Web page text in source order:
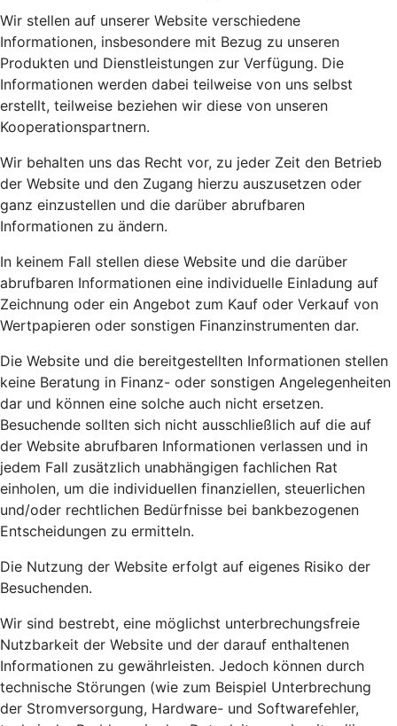
Wir stellen auf unserer Website verschiedene
Informationen, insbesondere mit Bezug zu unseren
Produkten und Dienstleistungen zur Verfügung. Die
Informationen werden dabei teilweise von uns selbst
erstellt, teilweise beziehen wir diese von unseren
Kooperationspartnern.
Wir behalten uns das Recht vor, zu jeder Zeit den Betrieb
der Website und den Zugang hierzu auszusetzen oder
ganz einzustellen und die darüber abrufbaren
Informationen zu ändern.
In keinem Fall stellen diese Website und die darüber
abrufbaren Informationen eine individuelle Einladung auf
Zeichnung oder ein Angebot zum Kauf oder Verkauf von
Wertpapieren oder sonstigen Finanzinstrumenten dar.
Die Website und die bereitgestellten Informationen stellen
keine Beratung in Finanz- oder sonstigen Angelegenheiten
dar und können eine solche auch nicht ersetzen.
Besuchende sollten sich nicht ausschließlich auf die auf
der Website abrufbaren Informationen verlassen und in
jedem Fall zusätzlich unabhängigen fachlichen Rat
einholen, um die individuellen finanziellen, steuerlichen
und/oder rechtlichen Bedürfnisse bei bankbezogenen
Entscheidungen zu ermitteln.
Die Nutzung der Website erfolgt auf eigenes Risiko der
Besuchenden.
Wir sind bestrebt, eine möglichst unterbrechungsfreie
Nutzbarkeit der Website und der darauf enthaltenen
Informationen zu gewährleisten. Jedoch können durch
technische Störungen (wie zum Beispiel Unterbrechung
der Stromversorgung, Hardware- und Softwarefehler,